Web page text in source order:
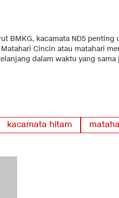
BMKG, kacamata ND5
Cincin atau matahari
dalam waktu yang sama
kacamata hitam